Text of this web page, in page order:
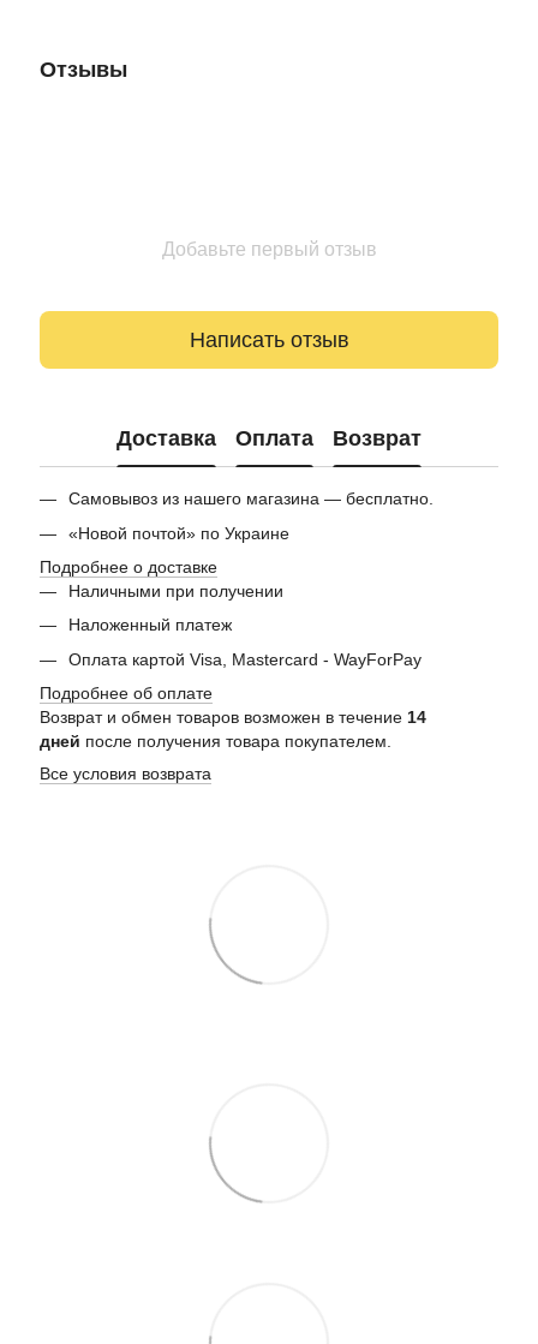
Отзывы
Добавьте первый отзыв
Написать отзыв
Доставка Оплата Возврат
Самовывоз из нашего магазина — бесплатно.
«Новой почтой» по Украине
Подробнее о доставке
Наличными при получении
Наложенный платеж
Оплата картой Visa, Mastercard - WayForPay
Подробнее об оплате
Возврат и обмен товаров возможен в течение 14
дней после получения товара покупателем.
Все условия возврата